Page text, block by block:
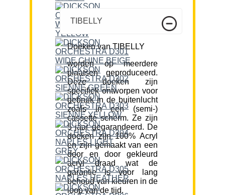
TIBELLY
Doeken van TIBELLY
worden op meerdere
plaatsen geproduceerd.
Deze doeken zijn
specifiek ontworpen voor
gebruik in de buitenlucht
zoals in een (semi-)
cassette scherm. Ze zijn
5 jaar gegarandeerd. De
doeken zijn 100% Acryl
en zijn gemaakt van een
door en door gekleurd
acryl draad wat de
garantie is voor lang
behoud van kleuren in de
loop van de tijd.